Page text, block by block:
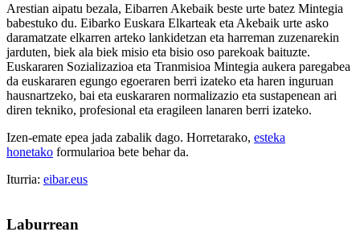
Arestian aipatu bezala, Eibarren Akebaik beste urte batez Mintegia
babestuko du. Eibarko Euskara Elkarteak eta Akebaik urte asko
daramatzate elkarren arteko lankidetzan eta harreman zuzenarekin
jarduten, biek ala biek misio eta bisio oso parekoak baituzte.
Euskararen Sozializazioa eta Tranmisioa Mintegia aukera paregabea
da euskararen egungo egoeraren berri izateko eta haren inguruan
hausnartzeko, bai eta euskararen normalizazio eta sustapenean ari
diren tekniko, profesional eta eragileen lanaren berri izateko.
Izen-emate epea jada zabalik dago. Horretarako, esteka
honetako formularioa bete behar da.
Iturria: eibar.eus
Laburrean